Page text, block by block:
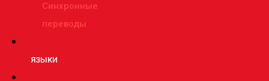
Синхронные
переводы
ЯЗЫКИ